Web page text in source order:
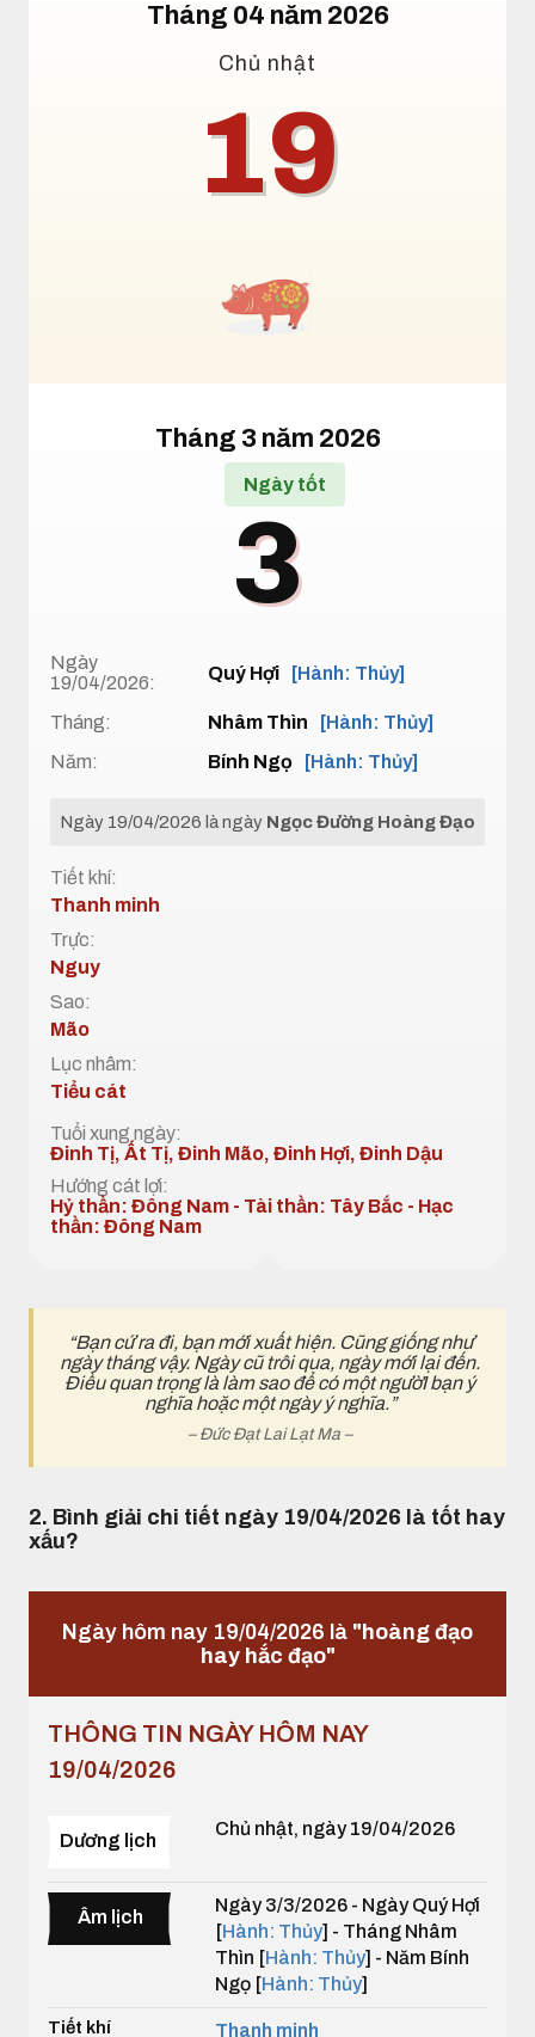
Tháng 04 năm 2026
Chủ nhật
19
Tháng 3 năm 2026
Ngày tốt
3
Ngày
19/04/2026:
Quý Hợi [Hành: Thủy]
Tháng: Nhâm Thìn
[Hành: Thủy]
Năm:
Bính Ngọ [Hành: Thủy]
Ngày 19/04/2026 là ngày Ngọc Đường Hoàng Đạo
Tiết khí:
Thanh minh
Trực:
Nguy
Sao:
Mão
Lục nhâm:
Tiểu cát
Tuổi xung ngày:
Đinh Tị, Ất Tị, Đinh Mão, Đinh Hợi, Đinh Dậu
Hướng cát lợi:
Hỷ thần: Đông Nam - Tài thần: Tây Bắc - Hạc
thần: Đông Nam
“Bạn cứ ra đi, bạn mới xuất hiện. Cũng giống như
ngày tháng vậy. Ngày cũ trôi qua, ngày mới lại đến.
Điều quan trọng là làm sao để có một ngườI bạn ý
nghĩa hoặc một ngày ý nghĩa.”
– Đức Đạt Lai Lạt Ma –
2. Bình giải chi tiết ngày 19/04/2026 là tốt hay
xấu?
Ngày hôm nay 19/04/2026 là "hoàng đạo
hay hắc đạo"
THÔNG TIN NGÀY HÔM NAY
19/04/2026
Dương lịch
Chủ nhật, ngày 19/04/2026
Âm lịch
Ngày 3/3/2026 - Ngày Quý Hợi
[Hành: Thủy] - Tháng Nhâm
Thìn [Hành: Thủy] - Năm Bính
Ngọ [Hành: Thủy]
Tiết khí Thanh minh